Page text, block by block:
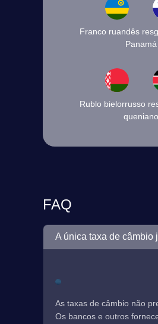
Franco ruandês
Panamá
Rublo bielorrusso
queniano
FAQ
A única taxa de câmbio
As taxas de câmbio não
Os bancos e outros